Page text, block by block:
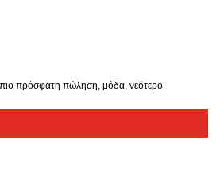
πιο πρόσφατη πώληση, μόδα, νεότερο